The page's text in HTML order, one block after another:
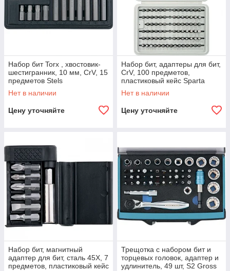
Набор бит Torx , хвостовик-
шестигранник, 10 мм, CrV, 15
предметов Stels
Нет в наличии
Цену уточняйте
Набор бит, адаптеры для бит,
CrV, 100 предметов,
пластиковый кейс Sparta
Нет в наличии
Цену уточняйте
Набор бит, магнитный
адаптер для бит, сталь 45Х, 7
предметов, пластиковый кейс
Трещотка с набором бит и
торцевых головок, адаптер и
удлинитель, 49 шт, S2 Gross